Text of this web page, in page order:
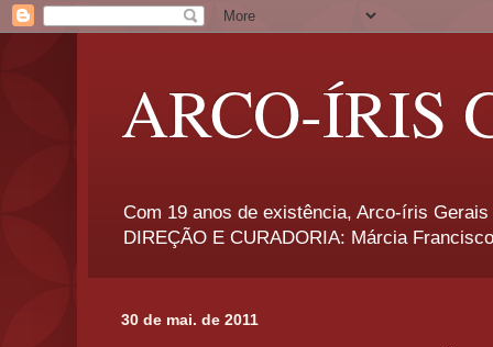
ARCO-ÍRIS
Com 19 anos de existência, Arco-íris
DIREÇÃO E CURADORIA: Márcia
30 de mai. de 2011